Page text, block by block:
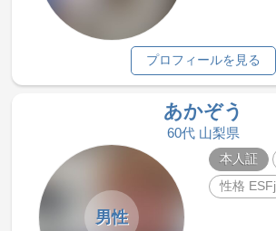
プロフィールを見る
あかぞう
60代 山梨県
男性
本人証
性格 ESFj